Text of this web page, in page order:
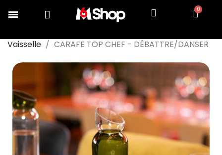
Vaisselle
CARAFE TOP CHEF - DÉBATTRE/DANSER